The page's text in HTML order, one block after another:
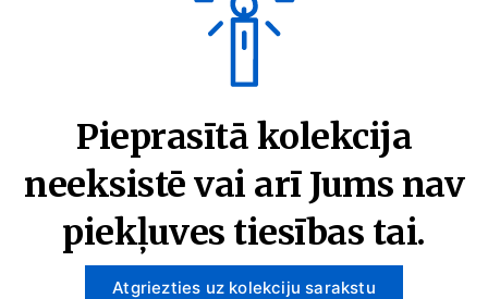
Pieprasītā kolekcija
neeksistē vai arī Jums nav
piekļuves tiesības tai.
Atgriezties uz kolekciju sarakstu